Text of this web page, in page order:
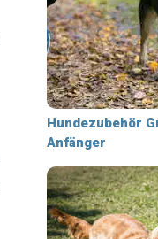
Hundezubehör
Anfänger